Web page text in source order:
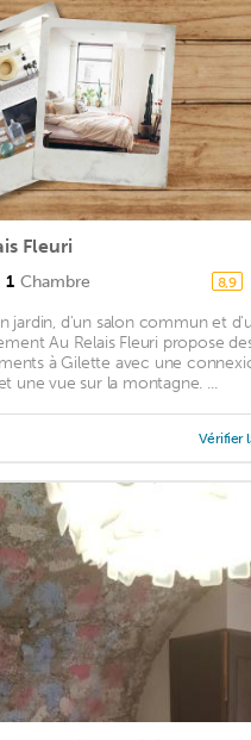
Fleuri
1 Chambre 8,9
jardin, d'un salon commun et
Au Relais Fleuri propose
à Gilette avec une
une vue sur la montagne. ...
Vérifier